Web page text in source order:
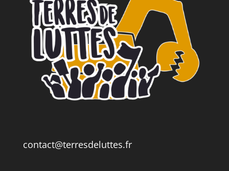
contact@terresdeluttes.fr